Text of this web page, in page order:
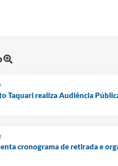
Taquari realiza Audiência
cronograma de retirada e